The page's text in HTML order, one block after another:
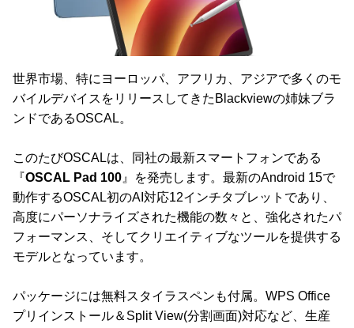
世界市場、特にヨーロッパ、アフリカ、アジアで多くのモ
バイルデバイスをリリースしてきたBlackviewの姉妹ブラ
ンドであるOSCAL。
このたびOSCALは、同社の最新スマートフォンである
『OSCAL Pad 100 』を発売します。最新のAndroid 15で
動作するOSCAL初のAI対応12インチタブレットであり、
高度にパーソナライズされた機能の数々と、強化されたパ
フォーマンス、そしてクリエイティブなツールを提供する
モデルとなっています。
パッケージには無料スタイラスペンも付属。WPS Office
プリインストール＆Split View(分割画面)対応など、生産